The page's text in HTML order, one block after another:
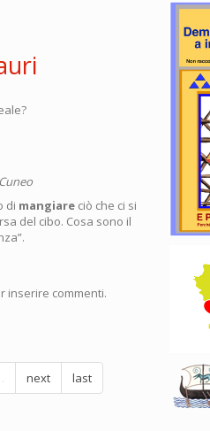
di mangiare ciò che ci si
del cibo. Cosa sono il
inserire commenti.
next last